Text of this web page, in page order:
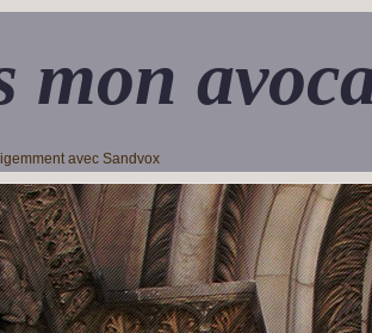
mon
avec Sandvox